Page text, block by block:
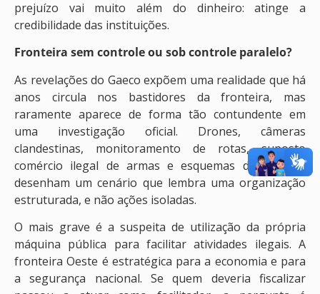
prejuízo vai muito além do dinheiro: atinge a
credibilidade das instituições.
Fronteira sem controle ou sob controle paralelo?
As revelações do Gaeco expõem uma realidade que há
anos circula nos bastidores da fronteira, mas
raramente aparece de forma tão contundente em
uma investigação oficial. Drones, câmeras
clandestinas, monitoramento de rotas, suposto
comércio ilegal de armas e esquemas de propina
desenham um cenário que lembra uma organização
estruturada, e não ações isoladas.
O mais grave é a suspeita de utilização da própria
máquina pública para facilitar atividades ilegais. A
fronteira Oeste é estratégica para a economia e para
a segurança nacional. Se quem deveria fiscalizar